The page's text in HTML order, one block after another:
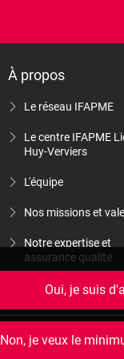
Oui, je suis
Non, je veux le
À propos
Le réseau IFAPME
Le centre IFAPME
Huy-Verviers
L'équipe
Nos missions et
Notre expertise et
assurance qualité
Nos rapports